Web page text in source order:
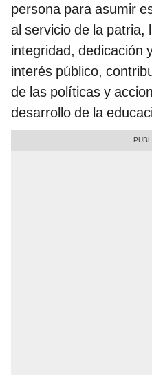
persona para asumir
al servicio de la patria,
integridad, dedicación
interés público,
de las políticas y
desarrollo de la